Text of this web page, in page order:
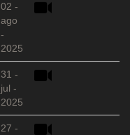
02 -
ago
-
2025
31 -
jul -
2025
27 -